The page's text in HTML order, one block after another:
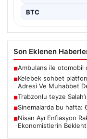
BTC
Son Eklenen
■Ambulans ile otomobil
■Kelebek sohbet
Adresi Ve Muhabbet
■Trabzonlu teyze
■Sinemalarda bu hafta:
■Nisan Ayı Enflasyon
Ekonomistlerin